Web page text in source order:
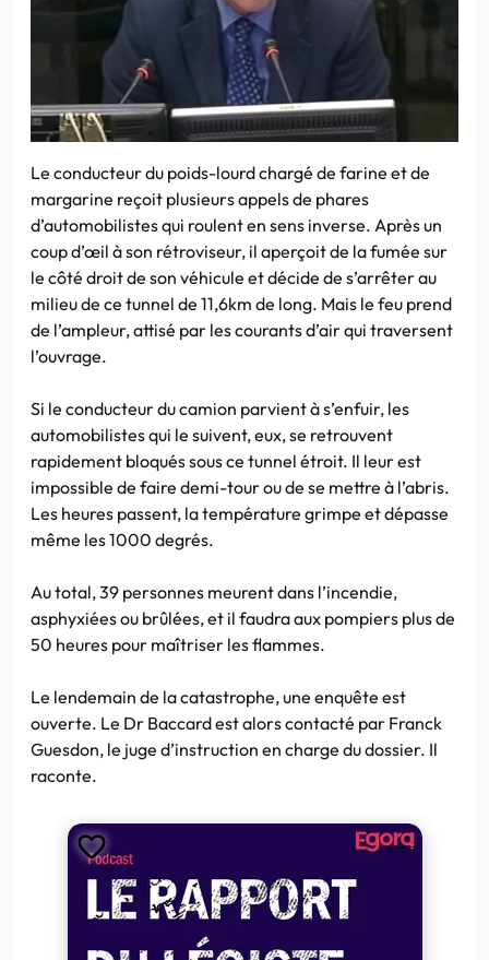
Le conducteur du poids-lourd chargé de farine et de
margarine reçoit plusieurs appels de phares
d’automobilistes qui roulent en sens inverse. Après un
coup d’œil à son rétroviseur, il aperçoit de la fumée sur
le côté droit de son véhicule et décide de s’arrêter au
milieu de ce tunnel de 11,6km de long. Mais le feu prend
de l’ampleur, attisé par les courants d’air qui traversent
l’ouvrage.
Si le conducteur du camion parvient à s’enfuir, les
automobilistes qui le suivent, eux, se retrouvent
rapidement bloqués sous ce tunnel étroit. Il leur est
impossible de faire demi-tour ou de se mettre à l’abris.
Les heures passent, la température grimpe et dépasse
même les 1000 degrés.
Au total, 39 personnes meurent dans l’incendie,
asphyxiées ou brûlées, et il faudra aux pompiers plus de
50 heures pour maîtriser les flammes.
Le lendemain de la catastrophe, une enquête est
ouverte. Le Dr Baccard est alors contacté par Franck
Guesdon, le juge d’instruction en charge du dossier. Il
raconte.